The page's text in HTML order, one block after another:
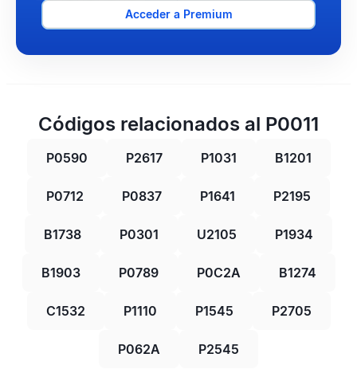
Acceder a Premium
Códigos relacionados al P0011
P0590 P2617 P1031 B1201
P0712 P0837 P1641 P2195
B1738 P0301 U2105 P1934
B1903 P0789 P0C2A B1274
C1532 P1110 P1545 P2705
P062A P2545